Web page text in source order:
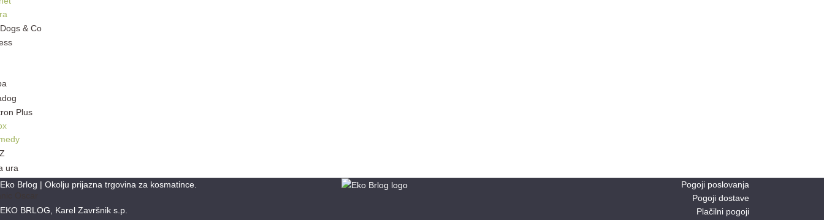
Eko Brlog | Okolju prijazna trgovina za kosmatince.
EKO BRLOG, Karel Završnik s.p.
Pogoji poslovanja
Pogoji dostave
Plačilni pogoji